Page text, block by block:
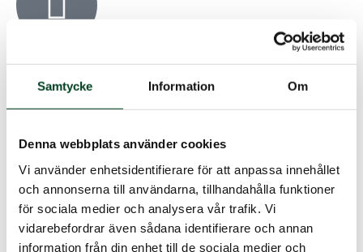
Samtycke Information Om
Denna webbplats använder cookies
Vi använder enhetsidentifierare för att anpassa innehållet
och annonserna till användarna, tillhandahålla funktioner
för sociala medier och analysera vår trafik. Vi
vidarebefordrar även sådana identifierare och annan
information från din enhet till de sociala medier och
Djuromsorgsprogram
Alla kycklingar som föds upp, slaktas och levereras
unika Djuromsorgsprogram när det gäller djurhälsa
och djurmiljö. Svensk Fågels Djuromsorgsprogram tar
dessa frågor mycket längre än vad svensk
djurlagstiftning kräver.
Du kanske också gillar: